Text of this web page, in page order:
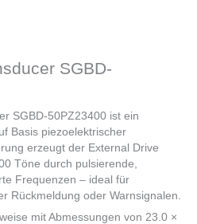
SGBD-
SGBD-50PZ23400 ist ein
Basis piezoelektrischer
erzeugt der External Drive
Töne durch pulsierende,
Frequenzen – ideal für
Rückmeldung oder Warnsignalen.
mit Abmessungen von 23.0 ×